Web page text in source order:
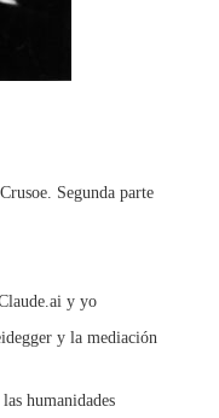
Segunda parte
y yo
y la mediación
humanidades